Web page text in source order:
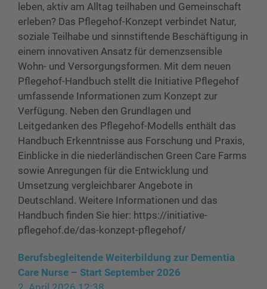
leben, aktiv am Alltag teilhaben und Gemeinschaft
erleben? Das Pflegehof-Konzept verbindet Natur,
soziale Teilhabe und sinnstiftende Beschäftigung in
einem innovativen Ansatz für demenzsensible
Wohn- und Versorgungsformen. Mit dem neuen
Pflegehof-Handbuch stellt die Initiative Pflegehof
umfassende Informationen zum Konzept zur
Verfügung. Neben den Grundlagen und
Leitgedanken des Pflegehof-Modells enthält das
Handbuch Erkenntnisse aus Forschung und Praxis,
Einblicke in die niederländischen Green Care Farms
sowie Anregungen für die Entwicklung und
Umsetzung vergleichbarer Angebote in
Deutschland. Weitere Informationen und das
Handbuch finden Sie hier: https://initiative-
pflegehof.de/das-konzept-pflegehof/
Berufsbegleitende Weiterbildung zur Dementia
Care Nurse – Start September 2026